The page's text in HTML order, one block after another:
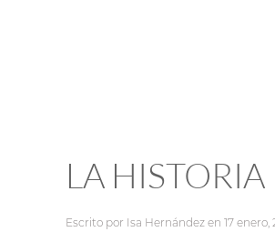
LA
Escrito por Isa Hernández en 17 enero,